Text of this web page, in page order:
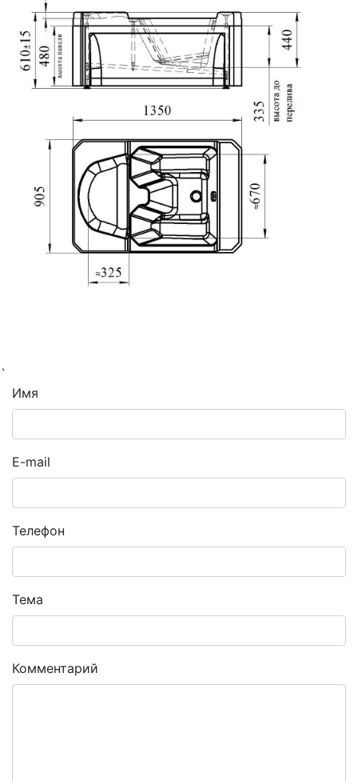
`
Имя
E-mail
Телефон
Тема
Комментарий